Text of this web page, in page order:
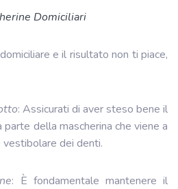
Domiciliari
e il risultato non ti piace,
: Assicurati di aver steso bene il
della mascherina che viene a
dei denti.
: È fondamentale mantenere il